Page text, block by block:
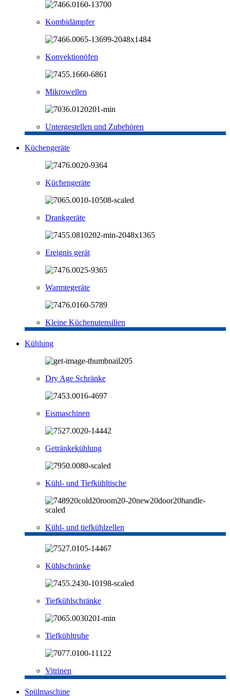
Kombidämpfer
Konvektionöfen
Mikrowellen
Untergestellen und Zubehören
Küchengeräte
Küchengeräte
Drankgeräte
Ereignis gerät
Warmtegeräte
Kleine Küchenutensilien
Kühlung
Dry Age Schränke
Eismaschinen
Getränkekühlung
Kühl- und Tiefkühltische
Kühl- und tiefkühlzellen
Kühlschränke
Tiefkühlschränke
Tiefkühltruhe
Vitrinen
Spülmaschine